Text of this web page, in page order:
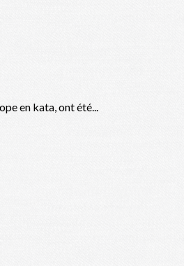
en kata, ont été...